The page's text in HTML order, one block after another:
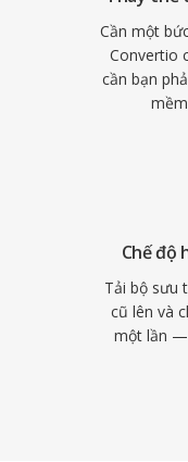
Cần một
Convertio
cần bạn
Chế độ
Tải bộ sưu
cũ lên và
một lần —